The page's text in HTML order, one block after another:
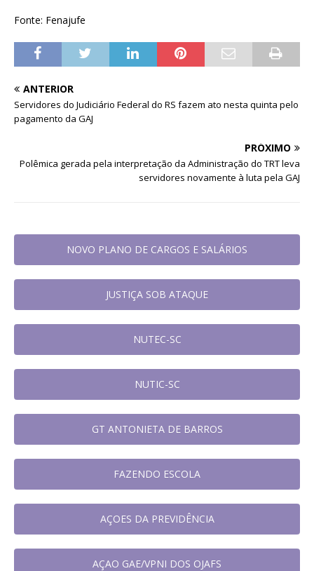
Fonte: Fenajufe
ANTERIOR
Servidores do Judiciário Federal do RS fazem ato nesta quinta pelo
pagamento da GAJ
PRÓXIMO
Polêmica gerada pela interpretação da Administração do TRT leva
servidores novamente à luta pela GAJ
NOVO PLANO DE CARGOS E SALÁRIOS
JUSTIÇA SOB ATAQUE
NUTEC-SC
NUTIC-SC
GT ANTONIETA DE BARROS
FAZENDO ESCOLA
AÇOES DA PREVIDÊNCIA
AÇAO GAE/VPNI DOS OJAFS